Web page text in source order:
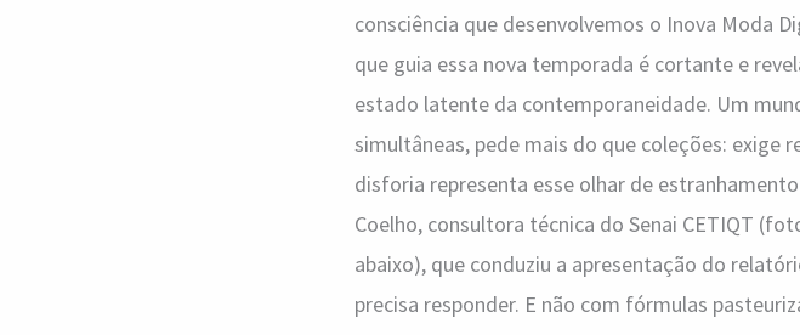
consciência que desenvolvemos o Inova Moda
que guia essa nova temporada é cortante e
estado latente da contemporaneidade. Um
simultâneas, pede mais do que coleções: exige
disforia representa esse olhar de
Coelho, consultora técnica do Senai CETIQT
abaixo), que conduziu a apresentação do
precisa responder. E não com fórmulas